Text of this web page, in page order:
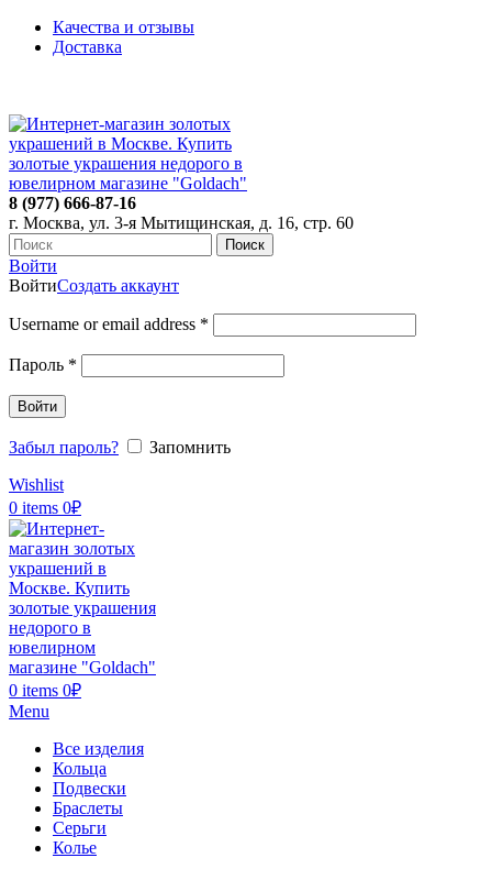
Качества и отзывы
Доставка
8 (977) 666-87-16
г. Москва, ул. 3-я Мытищинская, д. 16, стр. 60
Поиск
Войти
ВойтиСоздать аккаунт
Username or email address *
Пароль *
Войти
Забыл пароль?
Запомнить
Wishlist
0 items 0₽
0 items 0₽
Menu
Все изделия
Кольца
Подвески
Браслеты
Серьги
Колье